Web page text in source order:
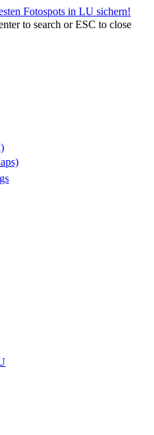
Fotospots in LU sichern!
to search or ESC to close